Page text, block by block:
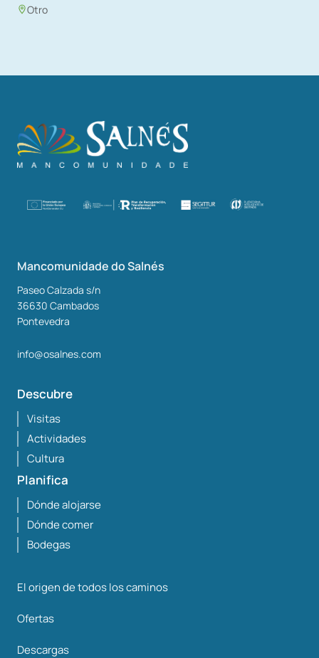
Otro
Mancomunidade do Salnés
Paseo Calzada s/n
36630 Cambados
Pontevedra
info@osalnes.com
Descubre
Visitas
Actividades
Cultura
Planifica
Dónde alojarse
Dónde comer
Bodegas
El origen de todos los caminos
Ofertas
Descargas